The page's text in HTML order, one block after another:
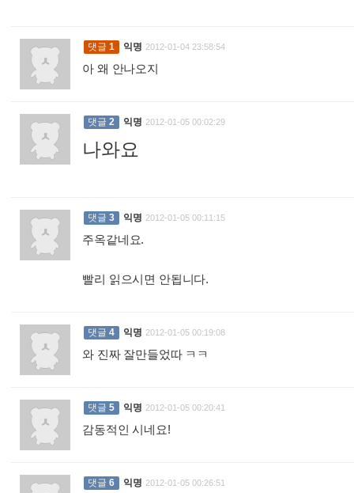
댓글 1 익명 2012-01-04 23:58:54
아 왜 안나오지
댓글 2 익명 2012-01-05 00:02:29
나와요
댓글 3 익명 2012-01-05 00:11:15
주옥같네요.
빨리 읽으시면 안됩니다.
댓글 4 익명 2012-01-05 00:19:08
와 진짜 잘만들었따 ㅋㅋ
댓글 5 익명 2012-01-05 00:20:41
감동적인 시네요!
댓글 6 익명 2012-01-05 00:26:51